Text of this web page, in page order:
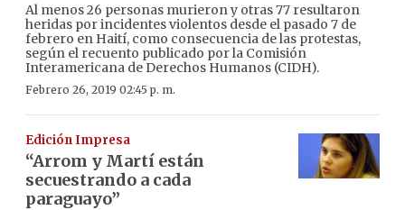
Al menos 26 personas murieron y otras 77 resultaron
heridas por incidentes violentos desde el pasado 7 de
febrero en Haití, como consecuencia de las protestas,
según el recuento publicado por la Comisión
Interamericana de Derechos Humanos (CIDH).
Febrero 26, 2019 02:45 p. m.
Edición Impresa
“Arrom y Martí están
secuestrando a cada
paraguayo”